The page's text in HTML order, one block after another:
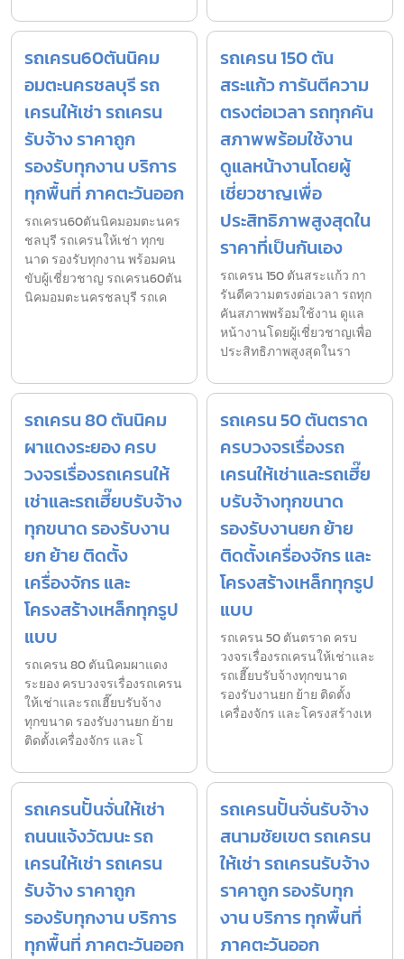
รถเครน60ตันนิคม
อมตะนครชลบุรี รถ
เครนให้เช่า รถเครน
รับจ้าง ราคาถูก
รองรับทุกงาน บริการ
ทุกพื้นที่ ภาคตะวันออก
รถเครน60ตันนิคมอมตะนคร
ชลบุรี รถเครนให้เช่า ทุกข
นาด รองรับทุกงาน พร้อมคน
ขับผู้เชี่ยวชาญ รถเครน60ตัน
นิคมอมตะนครชลบุรี รถเค
รถเครน 150 ตัน
สระแก้ว การันตีความ
ตรงต่อเวลา รถทุกคัน
สภาพพร้อมใช้งาน
ดูแลหน้างานโดยผู้
เชี่ยวชาญเพื่อ
ประสิทธิภาพสูงสุดใน
ราคาที่เป็นกันเอง
รถเครน 150 ตันสระแก้ว กา
รันตีความตรงต่อเวลา รถทุก
คันสภาพพร้อมใช้งาน ดูแล
หน้างานโดยผู้เชี่ยวชาญเพื่อ
ประสิทธิภาพสูงสุดในรา
รถเครน 80 ตันนิคม
ผาแดงระยอง ครบ
วงจรเรื่องรถเครนให้
เช่าและรถเฮี๊ยบรับจ้าง
ทุกขนาด รองรับงาน
ยก ย้าย ติดตั้ง
เครื่องจักร และ
โครงสร้างเหล็กทุกรูป
แบบ
รถเครน 80 ตันนิคมผาแดง
ระยอง ครบวงจรเรื่องรถเครน
ให้เช่าและรถเฮี๊ยบรับจ้าง
ทุกขนาด รองรับงานยก ย้าย
ติดตั้งเครื่องจักร และโ
รถเครน 50 ตันตราด
ครบวงจรเรื่องรถ
เครนให้เช่าและรถเฮี๊ย
บรับจ้างทุกขนาด
รองรับงานยก ย้าย
ติดตั้งเครื่องจักร และ
โครงสร้างเหล็กทุกรูป
แบบ
รถเครน 50 ตันตราด ครบ
วงจรเรื่องรถเครนให้เช่าและ
รถเฮี๊ยบรับจ้างทุกขนาด
รองรับงานยก ย้าย ติดตั้ง
เครื่องจักร และโครงสร้างเห
รถเครนปั้นจั่นให้เช่า
ถนนแจ้งวัฒนะ รถ
เครนให้เช่า รถเครน
รับจ้าง ราคาถูก
รองรับทุกงาน บริการ
ทุกพื้นที่ ภาคตะวันออก
รถเครนปั้นจั่นรับจ้าง
สนามชัยเขต รถเครน
ให้เช่า รถเครนรับจ้าง
ราคาถูก รองรับทุก
งาน บริการ ทุกพื้นที่
ภาคตะวันออก